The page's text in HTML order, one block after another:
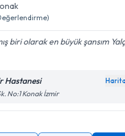
biri olarak en büyük şansım
Hastanesi
No:1 Konak İzmir